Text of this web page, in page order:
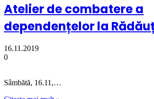
Atelier de combatere a
dependențelor la
16.11.2019
0
Sâmbătă, 16.11,…